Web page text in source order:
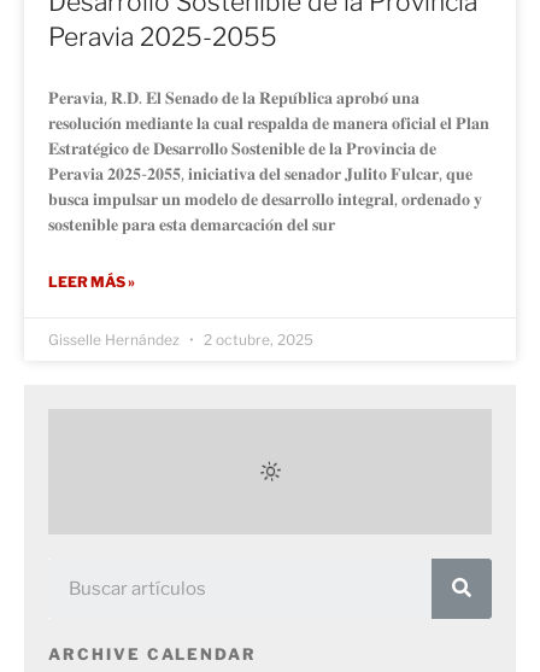
Peravia 2025-2055
𝐏𝐞𝐫𝐚𝐯𝐢𝐚, 𝐑.𝐃. 𝐄𝐥 𝐒𝐞𝐧𝐚𝐝𝐨 𝐝𝐞 𝐥𝐚 𝐑𝐞𝐩𝐮́𝐛𝐥𝐢𝐜𝐚 𝐚𝐩𝐫𝐨𝐛𝐨́ 𝐮𝐧𝐚
𝐫𝐞𝐬𝐨𝐥𝐮𝐜𝐢𝐨́𝐧 𝐦𝐞𝐝𝐢𝐚𝐧𝐭𝐞 𝐥𝐚 𝐜𝐮𝐚𝐥 𝐫𝐞𝐬𝐩𝐚𝐥𝐝𝐚 𝐝𝐞 𝐦𝐚𝐧𝐞𝐫𝐚 𝐨𝐟𝐢𝐜𝐢𝐚𝐥 𝐞𝐥 𝐏𝐥𝐚𝐧
𝐄𝐬𝐭𝐫𝐚𝐭𝐞́𝐠𝐢𝐜𝐨 𝐝𝐞 𝐃𝐞𝐬𝐚𝐫𝐫𝐨𝐥𝐥𝐨 𝐒𝐨𝐬𝐭𝐞𝐧𝐢𝐛𝐥𝐞 𝐝𝐞 𝐥𝐚 𝐏𝐫𝐨𝐯𝐢𝐧𝐜𝐢𝐚 𝐝𝐞
𝐏𝐞𝐫𝐚𝐯𝐢𝐚 𝟐𝟎𝟐𝟓-𝟐𝟎𝟓𝟓, 𝐢𝐧𝐢𝐜𝐢𝐚𝐭𝐢𝐯𝐚 𝐝𝐞𝐥 𝐬𝐞𝐧𝐚𝐝𝐨𝐫 𝐉𝐮𝐥𝐢𝐭𝐨 𝐅𝐮𝐥𝐜𝐚𝐫, 𝐪𝐮𝐞
𝐛𝐮𝐬𝐜𝐚 𝐢𝐦𝐩𝐮𝐥𝐬𝐚𝐫 𝐮𝐧 𝐦𝐨𝐝𝐞𝐥𝐨 𝐝𝐞 𝐝𝐞𝐬𝐚𝐫𝐫𝐨𝐥𝐥𝐨 𝐢𝐧𝐭𝐞𝐠𝐫𝐚𝐥, 𝐨𝐫𝐝𝐞𝐧𝐚𝐝𝐨 𝐲
𝐬𝐨𝐬𝐭𝐞𝐧𝐢𝐛𝐥𝐞 𝐩𝐚𝐫𝐚 𝐞𝐬𝐭𝐚 𝐝𝐞𝐦𝐚𝐫𝐜𝐚𝐜𝐢𝐨́𝐧 𝐝𝐞𝐥 𝐬𝐮𝐫
LEER MÁS »
Gisselle Hernández 2 octubre, 2025
ARCHIVE CALENDAR